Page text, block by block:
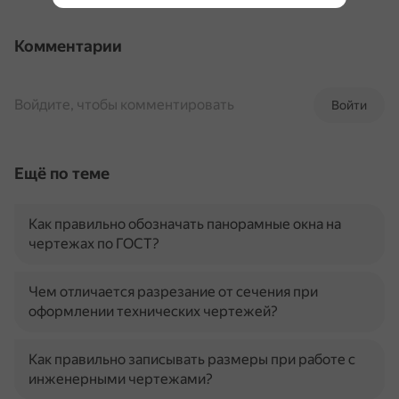
Комментарии
Войти
Войдите, чтобы комментировать
Ещё по теме
Как правильно обозначать панорамные окна на
чертежах по ГОСТ?
Чем отличается разрезание от сечения при
оформлении технических чертежей?
Как правильно записывать размеры при работе с
инженерными чертежами?